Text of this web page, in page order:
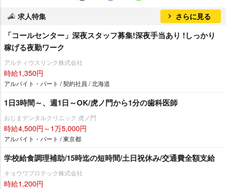
求人特集 さらに見る
「コールセンター」深夜スタッフ募集!深夜手当あり !しっかり
稼げる夜勤ワーク
アルティウスリンク株式会社
時給1,350円
アルバイト・パート / 契約社員 / 北海道
1日3時間～、週1日～OK/虎ノ門から1分の歯科医師
おじまデンタルクリニック 虎ノ門
時給4,500円～1万5,000円
アルバイト・パート / 東京都
学校給食調理補助/15時迄の短時間/土日祝休み/交通費全額支給
キョウワプロテック株式会社
時給1,200円